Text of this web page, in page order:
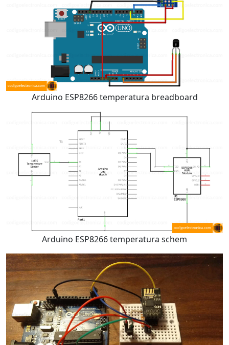
Arduino ESP8266 temperatura breadboard
Arduino ESP8266 temperatura schem